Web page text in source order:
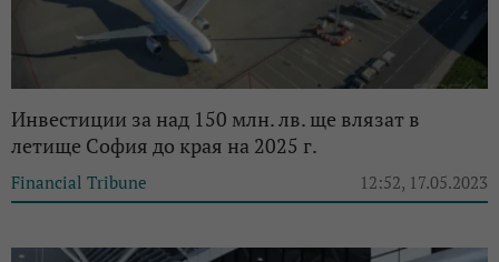
Инвестиции за над 150 млн. лв. ще влязат в
летище София до края на 2025 г.
Financial Tribune 12:52, 17.05.2023